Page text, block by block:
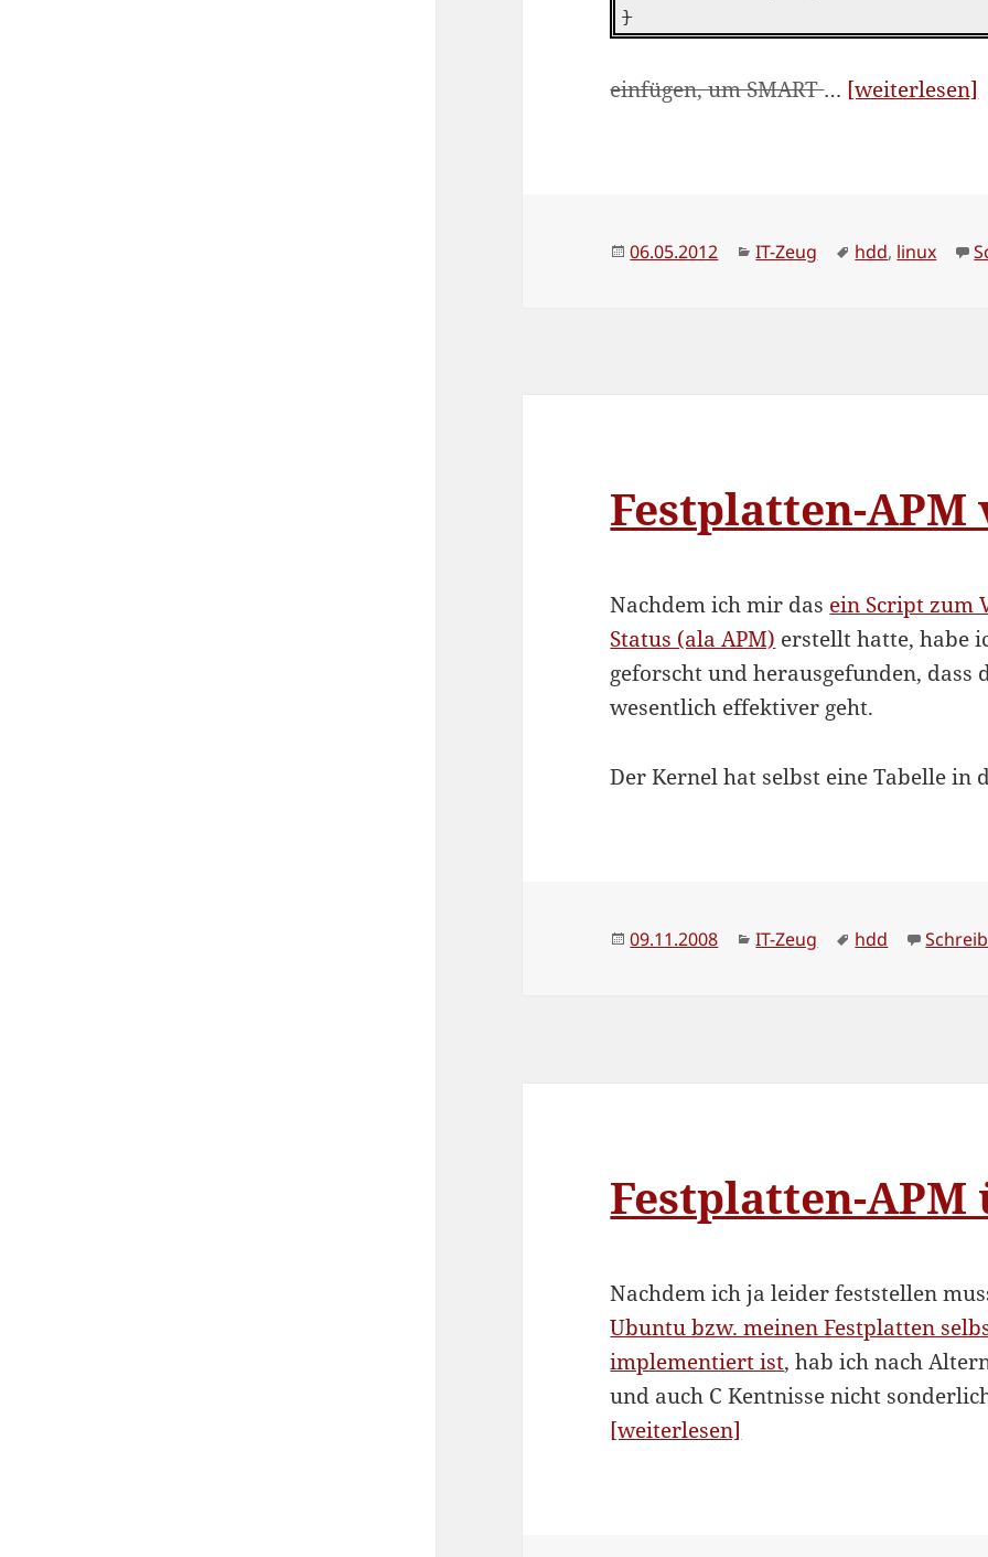
}
einfügen, um SMART… [weiterlesen]
Veröffentlicht
06.05.2012 Kategorien
IT-Zeug Schlagwörter
hdd, linux
Festplatten-APM
Nachdem ich mir das ein Script zum
Status (ala APM) erstellt hatte, habe
geforscht und herausgefunden, dass
wesentlich effektiver geht.
Der Kernel hat selbst eine Tabelle in
Veröffentlicht
09.11.2008 Kategorien
IT-Zeug Schlagwörter
hdd
Festplatten-
Nachdem ich ja leider feststellen
Ubuntu bzw. meinen Festplatten
implementiert ist, hab ich nach
und auch C Kentnisse nicht
[weiterlesen]